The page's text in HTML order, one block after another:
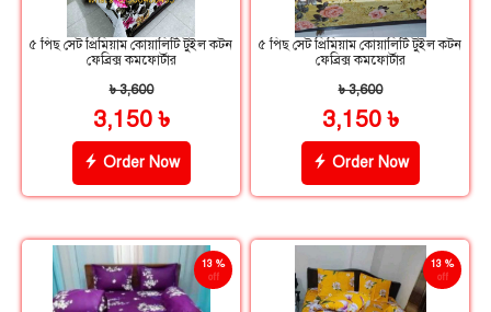
৫ পিছ সেট প্রিমিয়াম কোয়ালিটি টুইল কটন
ফেব্রিক্স কমফোর্টার
৳ 3,600
3,150 ৳
Order Now
৫ পিছ সেট প্রিমিয়াম কোয়ালিটি টুইল কটন
ফেব্রিক্স কমফোর্টার
৳ 3,600
3,150 ৳
Order Now
13 %
off
13 %
off